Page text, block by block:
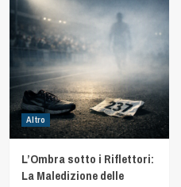
Altro
L’Ombra sotto i Riflettori:
La Maledizione delle